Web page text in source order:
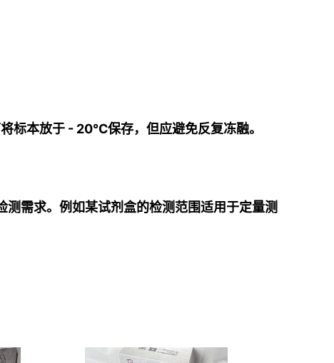
标本放于 - 20℃保存，但应避免反复冻融。
测需求。例如某试剂盒的检测范围适用于定量测